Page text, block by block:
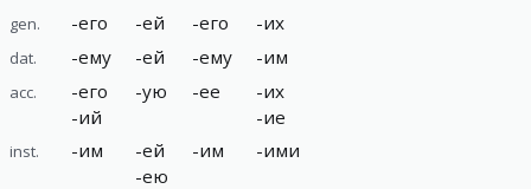
gen. -его -ей -его -их
dat. -ему -ей -ему -им
acc. -его
-ий
-ую -ее -их
-ие
inst. -им -ей
-ею
-им -ими